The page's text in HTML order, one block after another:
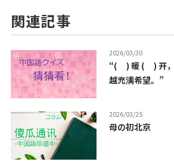
関連記事
2026/03/30
“( ) 暖 ( ) 开，
越充满希望。”
2026/03/25
母の初北京